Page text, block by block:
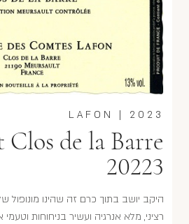
2023
|
LAFON
de la Barre
20223
היקב יושב בתוך כרם זה שהינו מונופול של
רציני, מלא אנרגיה ועשיר בניחוחות וטעמי